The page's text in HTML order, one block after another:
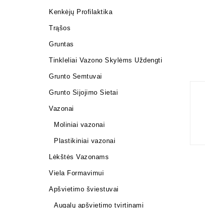
Kenkėjų Profilaktika
Trąšos
Gruntas
Tinkleliai Vazono Skylėms Uždengti
Grunto Semtuvai
Grunto Sijojimo Sietai
Vazonai
Moliniai vazonai
Plastikiniai vazonai
Lėkštės Vazonams
Viela Formavimui
Apšvietimo šviestuvai
Augalų apšvietimo tvirtinami